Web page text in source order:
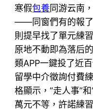
寒假包養同游云南
——同窗們有的報了
則提早找了單元練
原地不動即為落后
類APP一鍵投了近
留學中介徵詢付費
格顯示，“走人事”
萬元不等，許諾練